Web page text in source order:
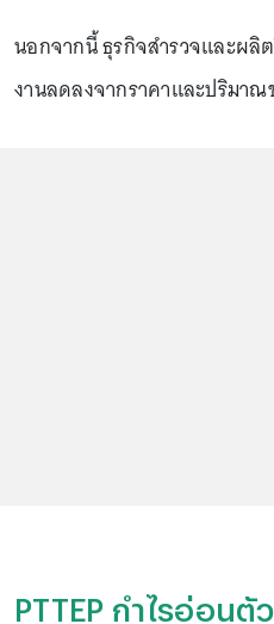
นอกจากนี้ ธุรกิจสำรวจและผลิ
งานลดลงจากราคาและปริมา
PTTEP กำไรอ่อนตั